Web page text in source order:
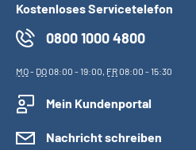
Kostenloses Servicetelefon
0800 1000 4800
MO- DO08:00 - 19:00, FR08:00 - 15:30
Mein Kundenportal
Nachricht schreiben